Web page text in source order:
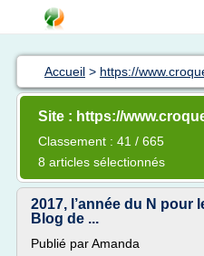
Accueil > https://
Site : https://
Classement : 41 / 665
8 articles sélectionnés
2017, l’année du N pour
Blog de ...
Publié par Amanda